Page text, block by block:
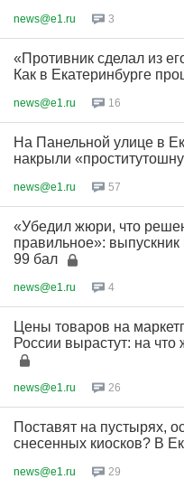
news@e1.ru 3
«Противник сделал из
Как в Екатеринбурге
news@e1.ru 16
На Панельной улице в
накрыли
news@e1.ru 57
«Убедил жюри, что
правильное»:
99 бал
news@e1.ru 4
Цены товаров на
России вырастут: на
news@e1.ru 26
Поставят на пустырях,
снесенных киосков? В
news@e1.ru 29